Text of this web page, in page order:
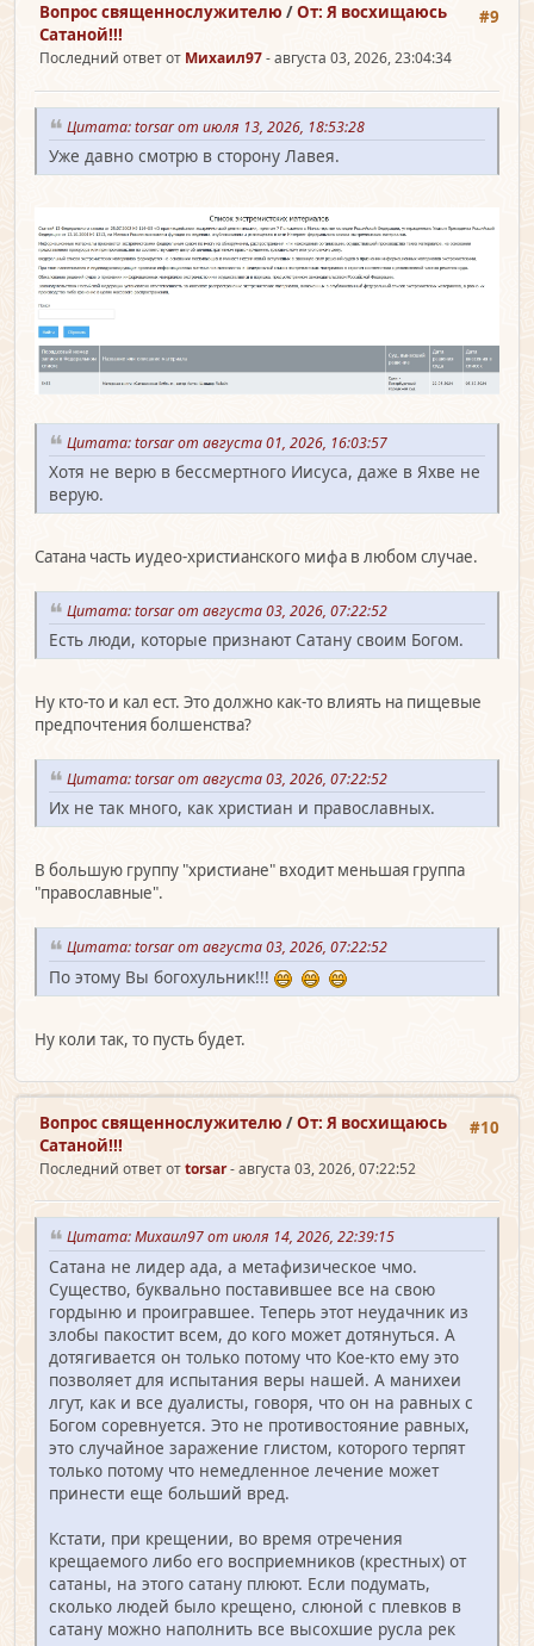
#9
Вопрос священно­служителю /От: Я восхищаюсь
Сатаной!!!
Последний ответ от Михаил97- августа 03, 2026, 23:04:34
Цитата: torsar от июля 13, 2026, 18:53:28
Уже давно смотрю в сторону Лавея.
Цитата: torsar от августа 01, 2026, 16:03:57
Хотя не верю в бессмертного Иисуса, даже в Яхве не
верую.
Сатана часть иудео-христианского мифа в любом случае.
Цитата: torsar от августа 03, 2026, 07:22:52
Есть люди, которые признают Сатану своим Богом.
Ну кто-то и кал ест. Это должно как-то влиять на пищевые
предпочтения болшенства?
Цитата: torsar от августа 03, 2026, 07:22:52
Их не так много, как христиан и православных.
В большую группу "христиане" входит меньшая группа
"православные".
Цитата: torsar от августа 03, 2026, 07:22:52
По этому Вы богохульник!!!
Ну коли так, то пусть будет.
#10
Вопрос священно­служителю /От: Я восхищаюсь
Сатаной!!!
Последний ответ отtorsar- августа 03, 2026, 07:22:52
Цитата: Михаил97 от июля 14, 2026, 22:39:15
Сатана не лидер ада, а метафизическое чмо.
Существо, буквально поставившее все на свою
гордыню и проигравшее. Теперь этот неудачник из
злобы пакостит всем, до кого может дотянуться. А
дотягивается он только потому что Кое-кто ему это
позволяет для испытания веры нашей. А манихеи
лгут, как и все дуалисты, говоря, что он на равных с
Богом соревнуется. Это не противостояние равных,
это случайное заражение глистом, которого терпят
только потому что немедленное лечение может
принести еще больший вред.
Кстати, при крещении, во время отречения
крещаемого либо его восприемников (крестных) от
сатаны, на этого сатану плюют. Если подумать,
сколько людей было крещено, слюной с плевков в
сатану можно наполнить все высохшие русла рек